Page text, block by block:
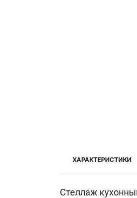
ХАРАКТЕРИСТИКИ
Стеллаж